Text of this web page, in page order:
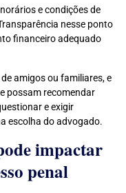
e condições de
nesse ponto
financeiro adequado
amigos ou familiares, e
possam recomendar
e exigir
escolha do advogado.
impactar
penal